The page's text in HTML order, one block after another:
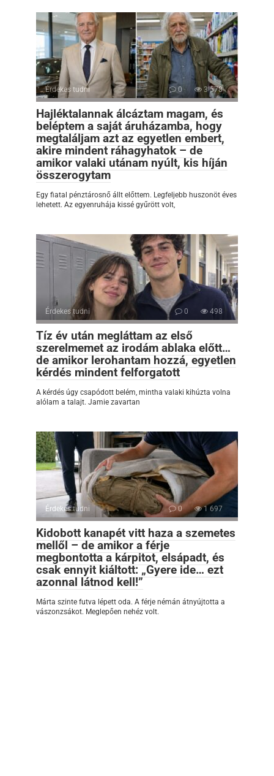
Érdekes tudni 0 3 578
Hajléktalannak álcáztam magam, és
beléptem a saját áruházamba, hogy
megtaláljam azt az egyetlen embert,
akire mindent ráhagyhatok – de
amikor valaki utánam nyúlt, kis híján
összerogytam
Egy fiatal pénztárosnő állt előttem. Legfeljebb huszonöt éves
lehetett. Az egyenruhája kissé gyűrött volt,
Érdekes tudni 0 498
Tíz év után megláttam az első
szerelmemet az irodám ablaka előtt…
de amikor lerohantam hozzá, egyetlen
kérdés mindent felforgatott
A kérdés úgy csapódott belém, mintha valaki kihúzta volna
alólam a talajt. Jamie zavartan
Érdekes tudni 0 1 697
Kidobott kanapét vitt haza a szemetes
mellől – de amikor a férje
megbontotta a kárpitot, elsápadt, és
csak ennyit kiáltott: „Gyere ide… ezt
azonnal látnod kell!”
Márta szinte futva lépett oda. A férje némán átnyújtotta a
vászonzsákot. Meglepően nehéz volt.